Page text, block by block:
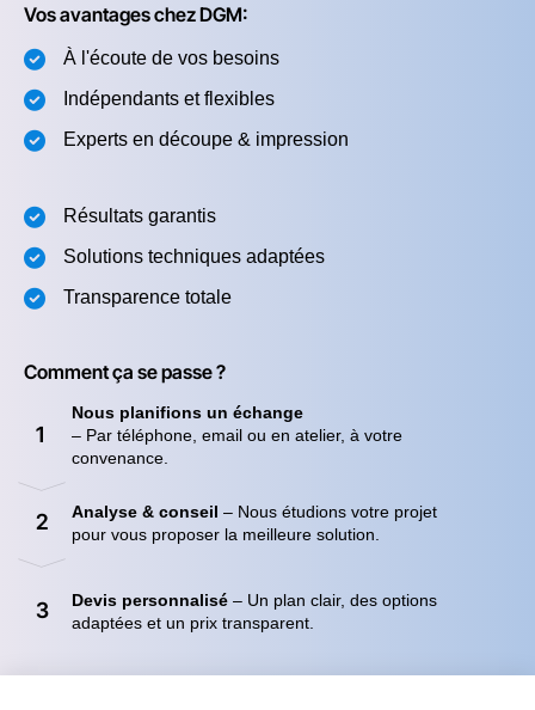
Vos avantages chez DGM:
À l'écoute de vos besoins
Indépendants et flexibles
Experts en découpe & impression
Résultats garantis
Solutions techniques adaptées
Transparence totale
Comment ça se passe ?
1
Nous planifions un échange
– Par téléphone, email ou en atelier, à votre
convenance.
2 Analyse & conseil – Nous étudions votre projet
pour vous proposer la meilleure solution.
3 Devis personnalisé – Un plan clair, des options
adaptées et un prix transparent.